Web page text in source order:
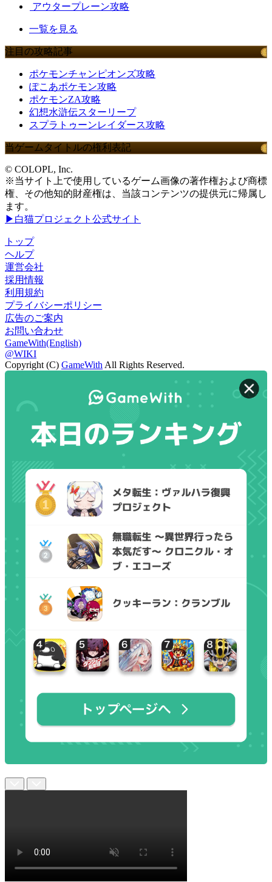
アウタープレーン攻略
一覧を見る
注目の攻略記事
ポケモンチャンピオンズ攻略
ぽこあポケモン攻略
ポケモンZA攻略
幻想水滸伝スターリープ
スプラトゥーンレイダース攻略
当ゲームタイトルの権利表記
© COLOPL, Inc.
※当サイト上で使用しているゲーム画像の著作権および商標
権、その他知的財産権は、当該コンテンツの提供元に帰属し
ます。
▶白猫プロジェクト公式サイト
トップ
ヘルプ
運営会社
採用情報
利用規約
プライバシーポリシー
広告のご案内
お問い合わせ
GameWith(English)
@WIKI
Copyright (C) GameWith All Rights Reserved.